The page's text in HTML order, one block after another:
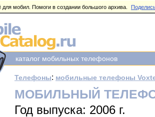
мобил. Помоги в создании большого архива.
каталог мобильных телефонов
Телефоны: мобильные телефоны
МОБИЛЬНЫЙ
Год выпуска: 2006 г.